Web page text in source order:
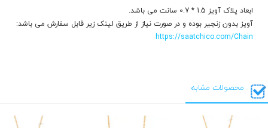
ابعاد پلاک آویز 1.5 * 0.7 سانت می باشد.
آویز بدون زنجیر بوده و در صورت نیاز از طریق لینک زیر قابل سفارش می باشد:
https://saatchico.com/Chain
محصولات مشابه